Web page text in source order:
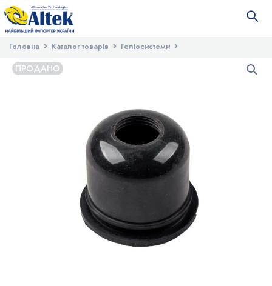
Головна Каталог товарів
Геліосистеми
Запасні частини для геліосистем
манифолда LH-3
ПРОДАНО